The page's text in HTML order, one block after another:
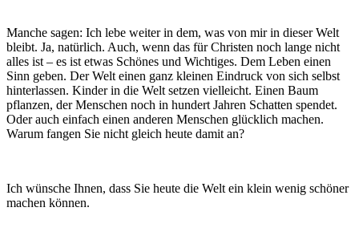
Manche sagen: Ich lebe weiter in dem, was von mir in dieser Welt
bleibt. Ja, natürlich. Auch, wenn das für Christen noch lange nicht
alles ist – es ist etwas Schönes und Wichtiges. Dem Leben einen
Sinn geben. Der Welt einen ganz kleinen Eindruck von sich selbst
hinterlassen. Kinder in die Welt setzen vielleicht. Einen Baum
pflanzen, der Menschen noch in hundert Jahren Schatten spendet.
Oder auch einfach einen anderen Menschen glücklich machen.
Warum fangen Sie nicht gleich heute damit an?
Ich wünsche Ihnen, dass Sie heute die Welt ein klein wenig schöner
machen können.